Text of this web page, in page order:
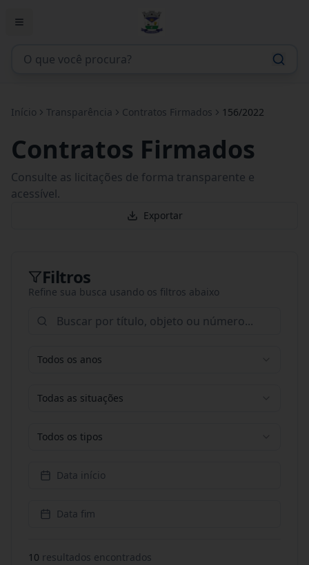
Início Transparência Contratos Firmados 156/2022
Contratos Firmados
Consulte as licitações de forma transparente e
acessível.
Exportar
Filtros
Refine sua busca usando os filtros abaixo
Todos os anos
Todas as situações
Todos os tipos
Data início
Data fim
10 resultados encontrados